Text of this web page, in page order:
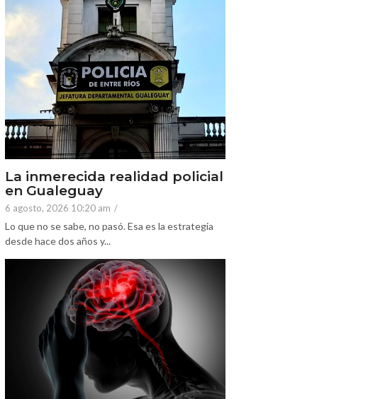
La inmerecida realidad policial
en Gualeguay
6 agosto, 2026 10:20 am /
Lo que no se sabe, no pasó. Esa es la estrategia
desde hace dos años y...